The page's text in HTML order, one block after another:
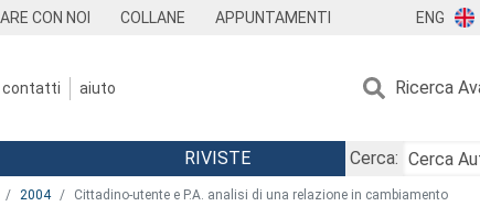
CON NOI COLLANE APPUNTAMENTI ENG
contatti aiuto Ricerca
RIVISTE
Cerca:
2004 Cittadino-utente e P.A. analisi di una relazione in cambiamento